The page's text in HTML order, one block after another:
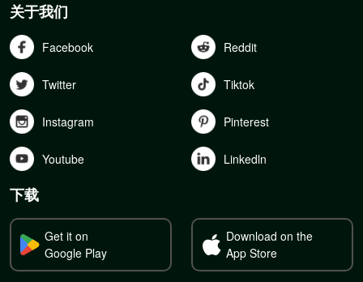
关于我们
Facebook Reddit
Twitter Tiktok
Instagram Pinterest
Youtube Linkedln
下载
Get it on
Google Play
Download on the
App Store